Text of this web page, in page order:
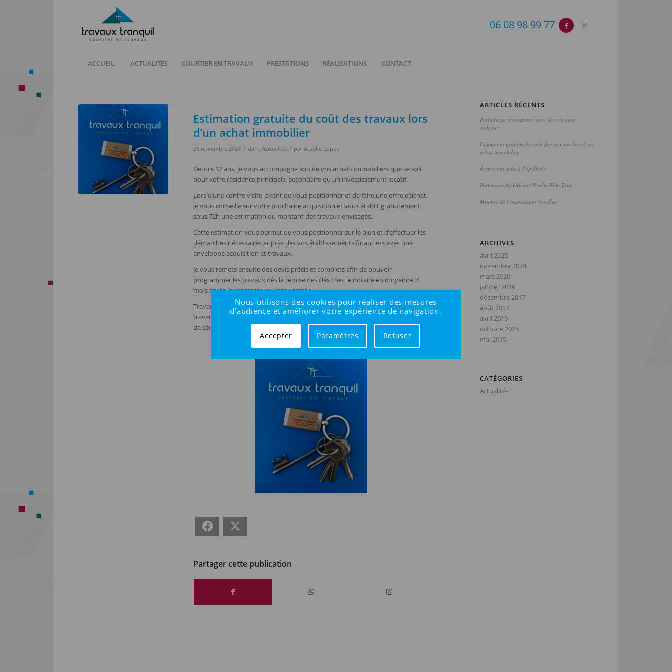
06 08 98 99 77
ACCUEIL ACTUALITÉS COURTIER EN TRAVAUX PRESTATIONS RÉALISATIONS CONTACT
Estimation gratuite du coût des travaux lors
d’un achat immobilier
26 novembre 2024 / dans Actualités / par Aurélie Lopes
Depuis 12 ans, je vous accompagne lors de vos achats immobiliers que se soit
pour votre résidence principale, secondaire ou un investissement locatif.
Lors d’une contre visite, avant de vous positionner et de faire une offre d’achat,
je vous conseille sur votre prochaine acquisition et vous établit gratuitement
sous 72h une estimation du montant des travaux envisagés.
Cette estimation vous permet de vous positionner sur le bien et d’effectuer les
démarches nécessaires auprès des vos établissements financiers avec une
enveloppe acquisition et travaux.
Je vous remets ensuite des devis précis et complets afin de pouvoir
programmer les travaux dès la remise des clés chez le notaire en moyenne 3
mois après la promesse de vente signée.
Travaux Tranquil vous conseille, aide et accompagne sur tous vos projets
travaux sur toute l’agglomération orléanaise. Une vraie garantie de qualité et
de sérénité.
Facebook
Partager cette publication
ARTICLES RÉCENTS
Parrainage récompensé avec des chèques
cadeaux
Estimation gratuite du coût des travaux lors d’un
achat immobilier
Restriction suite à l’épidémie
Partenaire du Orléans Perche Elite Tour
Membre de l’association Voyelles
ARCHIVES
avril 2025
novembre 2024
mars 2020
janvier 2019
décembre 2017
août 2017
avril 2016
octobre 2015
mai 2015
CATÉGORIES
Actualités
Nous utilisons des cookies pour réaliser des mesures
d'audience et améliorer votre expérience de navigation.
Accepter Paramètres Refuser